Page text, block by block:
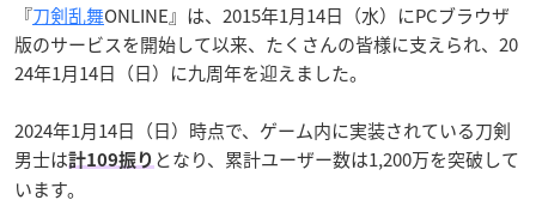
『刀剣乱舞ONLINE』は、2015年1月14日（水）にPCブラウザ
版のサービスを開始して以来、たくさんの皆様に支えられ、20
24年1月14日（日）に九周年を迎えました。
2024年1月14日（日）時点で、ゲーム内に実装されている刀剣
男士は計109振り となり、累計ユーザー数は1,200万を突破して
います。